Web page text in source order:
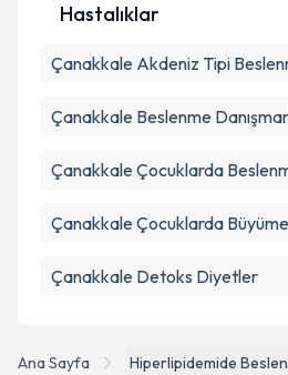
Ana Sayfa Hiperlipidemide
Hastalıklar
Çanakkale Akdeniz Tipi
Çanakkale Beslenme
Çanakkale Çocuklarda
Çanakkale Çocuklarda
Çanakkale Detoks Diyetler